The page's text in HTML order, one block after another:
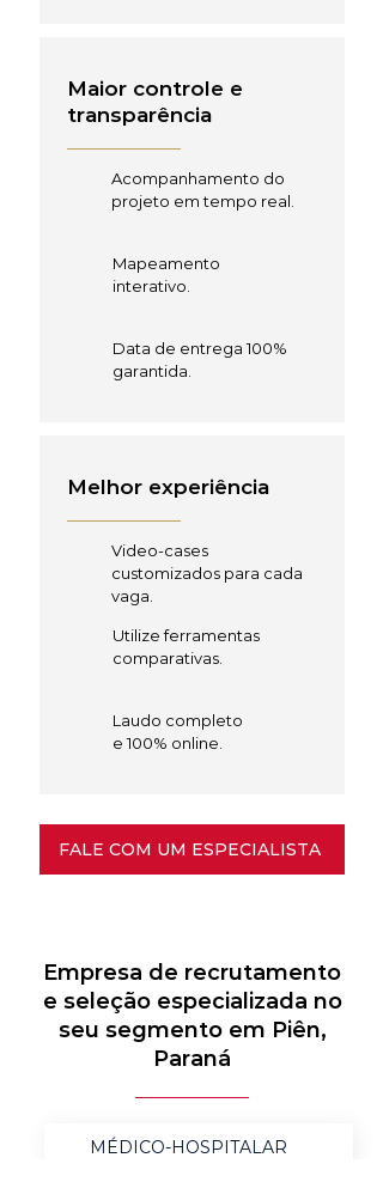
Maior controle e
transparência
Acompanhamento do
projeto em tempo real.
Mapeamento
interativo.
Data de entrega 100%
garantida.
Melhor experiência
Video-cases
customizados para cada
vaga.
Utilize ferramentas
comparativas.
Laudo completo
e 100% online.
FALE COM UM ESPECIALISTA
Empresa de recrutamento
e seleção especializada no
seu segmento em Piên,
Paraná
MÉDICO-HOSPITALAR